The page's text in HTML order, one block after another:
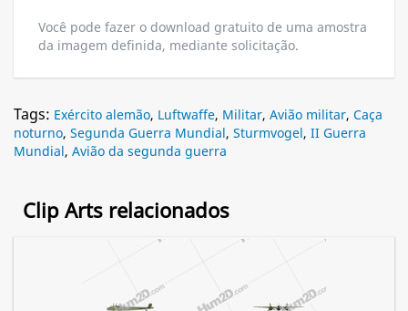
Você pode fazer o download gratuito de uma amostra
da imagem definida, mediante solicitação.
Tags: Exército alemão, Luftwaffe, Militar, Avião militar, Caça
noturno, Segunda Guerra Mundial, Sturmvogel, II Guerra
Mundial, Avião da segunda guerra
Clip Arts relacionados